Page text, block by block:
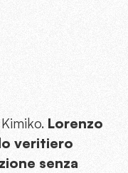
Lorenzo
veritiero
senza